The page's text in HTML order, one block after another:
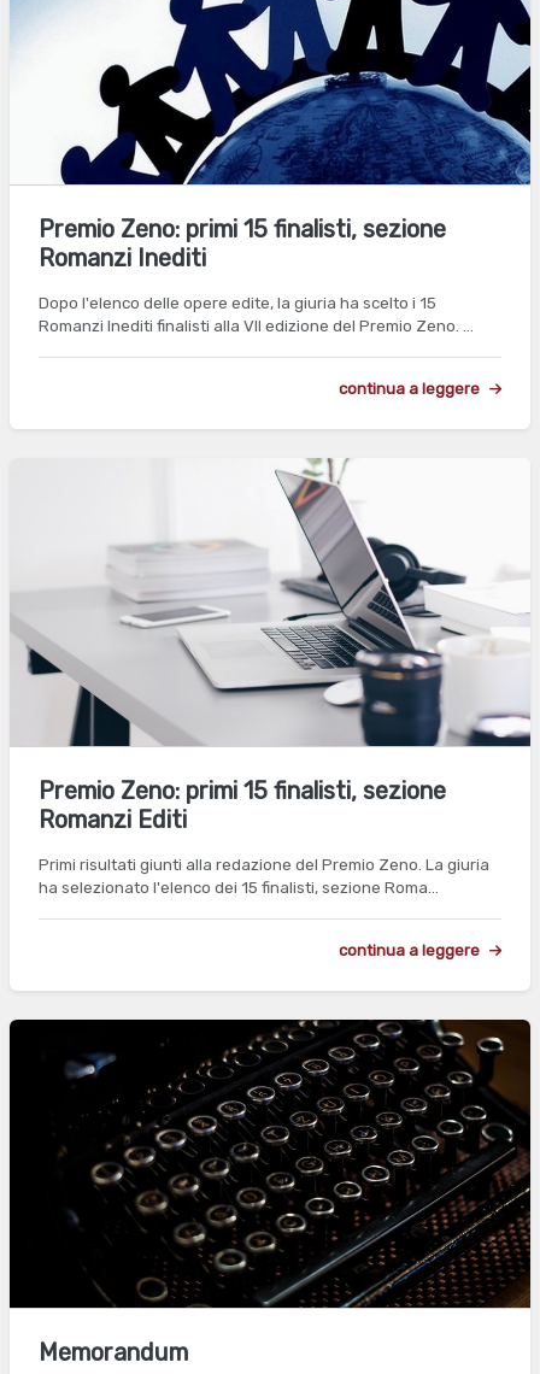
Premio Zeno: primi 15 finalisti, sezione
Romanzi Inediti
Dopo l'elenco delle opere edite, la giuria ha scelto i 15
Romanzi Inediti finalisti alla VII edizione del Premio Zeno. …
continua a leggere
Premio Zeno: primi 15 finalisti, sezione
Romanzi Editi
Primi risultati giunti alla redazione del Premio Zeno. La giuria
ha selezionato l'elenco dei 15 finalisti, sezione Roma…
continua a leggere
Memorandum